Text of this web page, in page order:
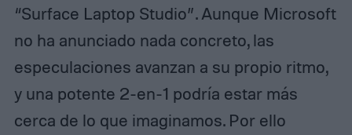
“Surface Laptop Studio”. Aunque Microsoft
no ha anunciado nada concreto, las
especulaciones avanzan a su propio ritmo,
y una potente 2-en-1 podría estar más
cerca de lo que imaginamos. Por ello